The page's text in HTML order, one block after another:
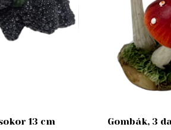
13 cm Gombák, 3